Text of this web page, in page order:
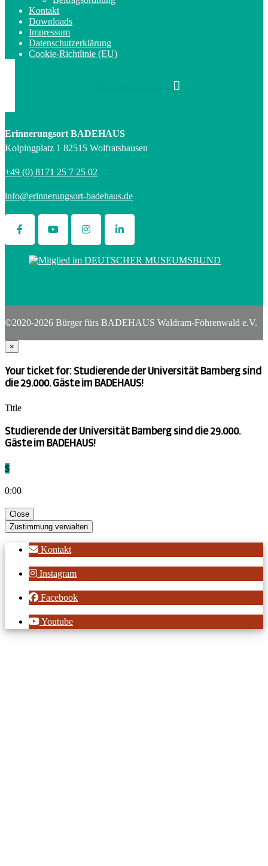
Kontakt
Downloads
Impressum
Datenschutzerklärung
Cookie-Richtlinie (EU)
Erinnerungsort BADEHAUS
Kolpingplatz 1 82515 Wolfratshausen
+49 (0) 8171 25 7 25 02
info@erinnerungsort-badehaus.de
©2020-2026 Bürger fürs BADEHAUS Waldram-Föhrenwald e.V.
×
Your ticket for: Studierende der Universität Bamberg sind
die 29.000. Gäste im BADEHAUS!
Title
Studierende der Universität Bamberg sind die 29.000.
Gäste im BADEHAUS!
$
0:00
Close
Zustimmung verwalten
Kontakt
Instagram
Facebook
Youtube